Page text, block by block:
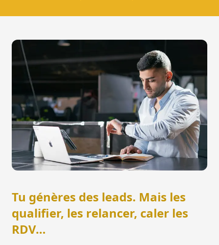
Tu génères des leads. Mais les
qualifier, les relancer, caler les
RDV…